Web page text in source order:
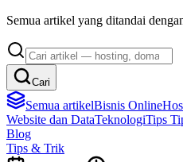
Semua artikel yang ditandai
Cari
Semua artikelBisnis Online
Website dan DataTeknologiTips
Blog
Tips & Trik